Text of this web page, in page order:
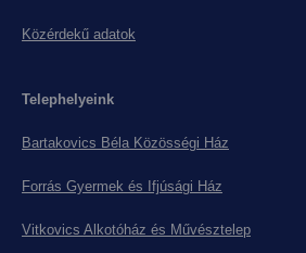
Közérdekű adatok
Telephelyeink
Bartakovics Béla Közösségi Ház
Forrás Gyermek és Ifjúsági Ház
Vitkovics Alkotóház és Művésztelep